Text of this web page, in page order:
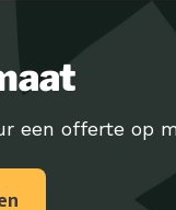
een offerte op